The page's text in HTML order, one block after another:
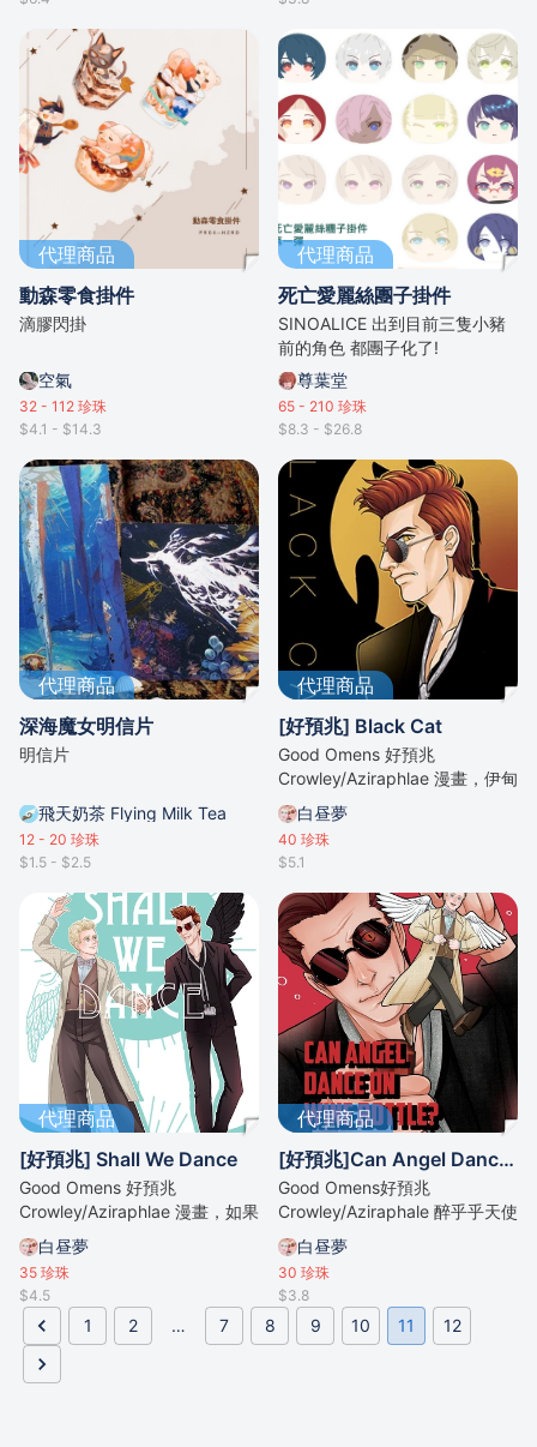
代理商品
動森零食掛件
滴膠閃掛
空氣
32 - 112 珍珠
$4.1 - $14.3
代理商品
死亡愛麗絲團子掛件
SINOALICE 出到目前三隻小豬
前的角色 都團子化了!
尊葉堂
65 - 210 珍珠
$8.3 - $26.8
代理商品
深海魔女明信片
明信片
飛天奶茶 Flying Milk Tea
12 - 20 珍珠
$1.5 - $2.5
代理商品
[好預兆] Black Cat
Good Omens 好預兆
Crowley/Aziraphlae 漫畫，伊甸
之蛇惡魔Crowley長出貓耳跟貓
尾
白昼夢
40 珍珠
$5.1
代理商品
[好預兆] Shall We Dance
Good Omens 好預兆
Crowley/Aziraphlae 漫畫，如果
兩人去學華爾茲
白昼夢
35 珍珠
$4.5
代理商品
[好預兆]Can Angel Dance on Wine Bottle?
Good Omens好預兆
Crowley/Aziraphale 醉乎乎天使
跳舞
白昼夢
30 珍珠
$3.8
1 2 … 7 8 9 10 11 12